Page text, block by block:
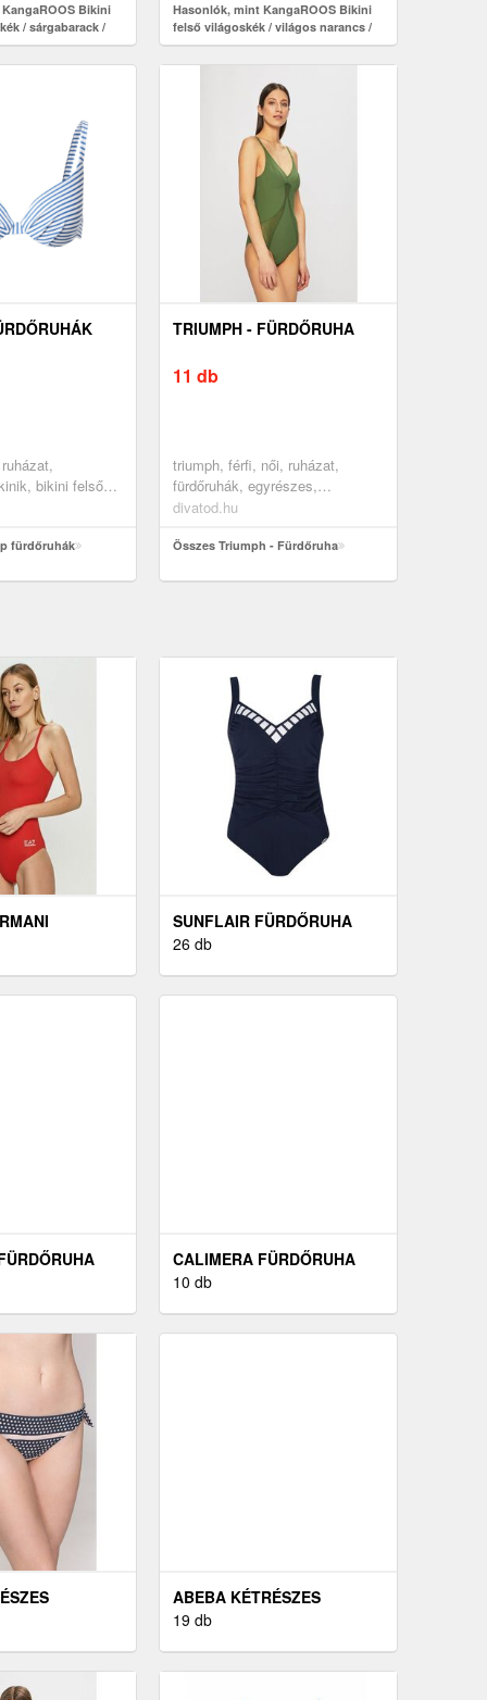
fürdőruhák,
push-up
Bikini
/ sárgabarack /
bikinik, bikini felsők, világoskék,
világos narancs, sötét-rózsaszín,
Hasonlók, mint KangaROOS Bikini
felső világoskék / világos narancs /
sötét-rózsaszín / fekete
bikini felsők,
kék, fehér
fürdőruhák
TRIUMPH - FÜRDŐRUHA
11 db
triumph, férfi, női, ruházat,
fürdőruhák, egyrészes,
zöldeskék
divatod.hu
Összes Triumph - Fürdőruha
PIROS
SUNFLAIR FÜRDŐRUHA
26 db
CALIMERA FÜRDŐRUHA
ALSÓ
10 db
ABEBA KÉTRÉSZES
FÜRDŐRUHA
19 db